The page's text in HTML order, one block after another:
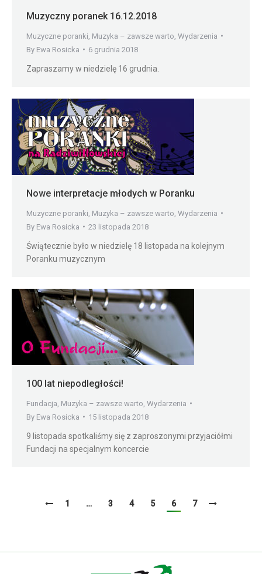
Muzyczny poranek 16.12.2018
Muzyczne poranki Muzyka – zawsze warto Wydarzenia
By Ewa Rosicka 6 grudnia 2018
Zapraszamy w niedzielę 16 grudnia.
Nowe interpretacje młodych w Poranku
Muzyczne poranki Muzyka – zawsze warto Wydarzenia
By Ewa Rosicka 23 listopada 2018
Świątecznie było w niedzielę 18 listopada na kolejnym
Poranku muzycznym
100 lat niepodległości!
Fundacja Muzyka – zawsze warto Wydarzenia
By Ewa Rosicka 15 listopada 2018
9 listopada spotkaliśmy się z zaproszonymi przyjaciółmi
Fundacji na specjalnym koncercie
1 … 3 4 5 6 7